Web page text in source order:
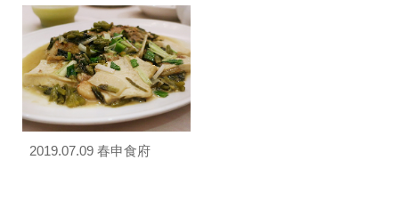
2019.07.09 春申食府